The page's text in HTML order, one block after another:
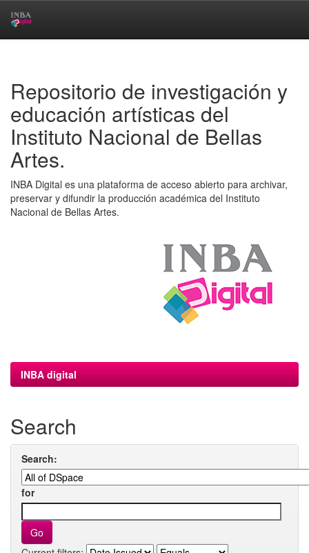
Repositorio de investigación y
educación artísticas del
Instituto Nacional de Bellas
Artes.
INBA Digital es una plataforma de acceso abierto para archivar,
preservar y difundir la producción académica del Instituto
Nacional de Bellas Artes.
INBA digital
Search
Search:
for